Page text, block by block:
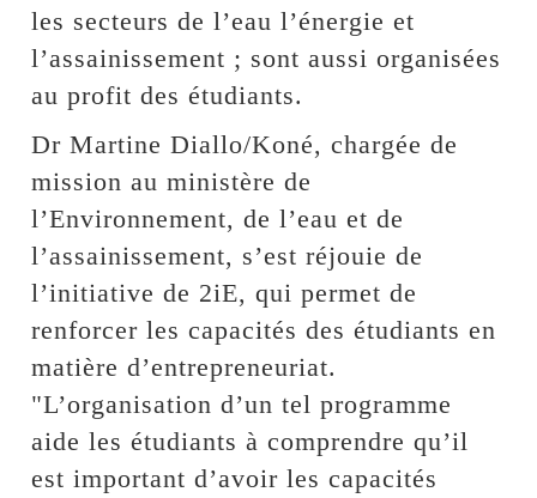
les secteurs de l’eau l’énergie et
l’assainissement ; sont aussi organisées
au profit des étudiants.
Dr Martine Diallo/Koné, chargée de
mission au ministère de
l’Environnement, de l’eau et de
l’assainissement, s’est réjouie de
l’initiative de 2iE, qui permet de
renforcer les capacités des étudiants en
matière d’entrepreneuriat.
"L’organisation d’un tel programme
aide les étudiants à comprendre qu’il
est important d’avoir les capacités